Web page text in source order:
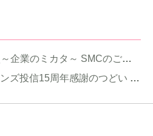
企業のミカタ～ SMCのご紹介
年感謝のつどい ～自分にも、社会にも、いい投資～